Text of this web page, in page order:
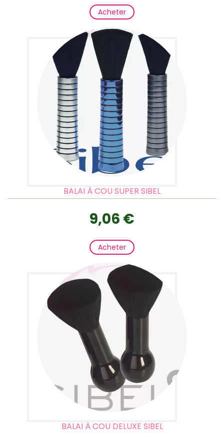
Acheter
BALAI À COU SUPER SIBEL
9,06 €
Acheter
BALAI À COU DELUXE SIBEL